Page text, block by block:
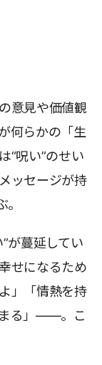
意見や価値観
何らかの「生
“呪い”のせい
ッセージが持
が蔓延してい
せになるため
」「情熱を持
まる」――。こ